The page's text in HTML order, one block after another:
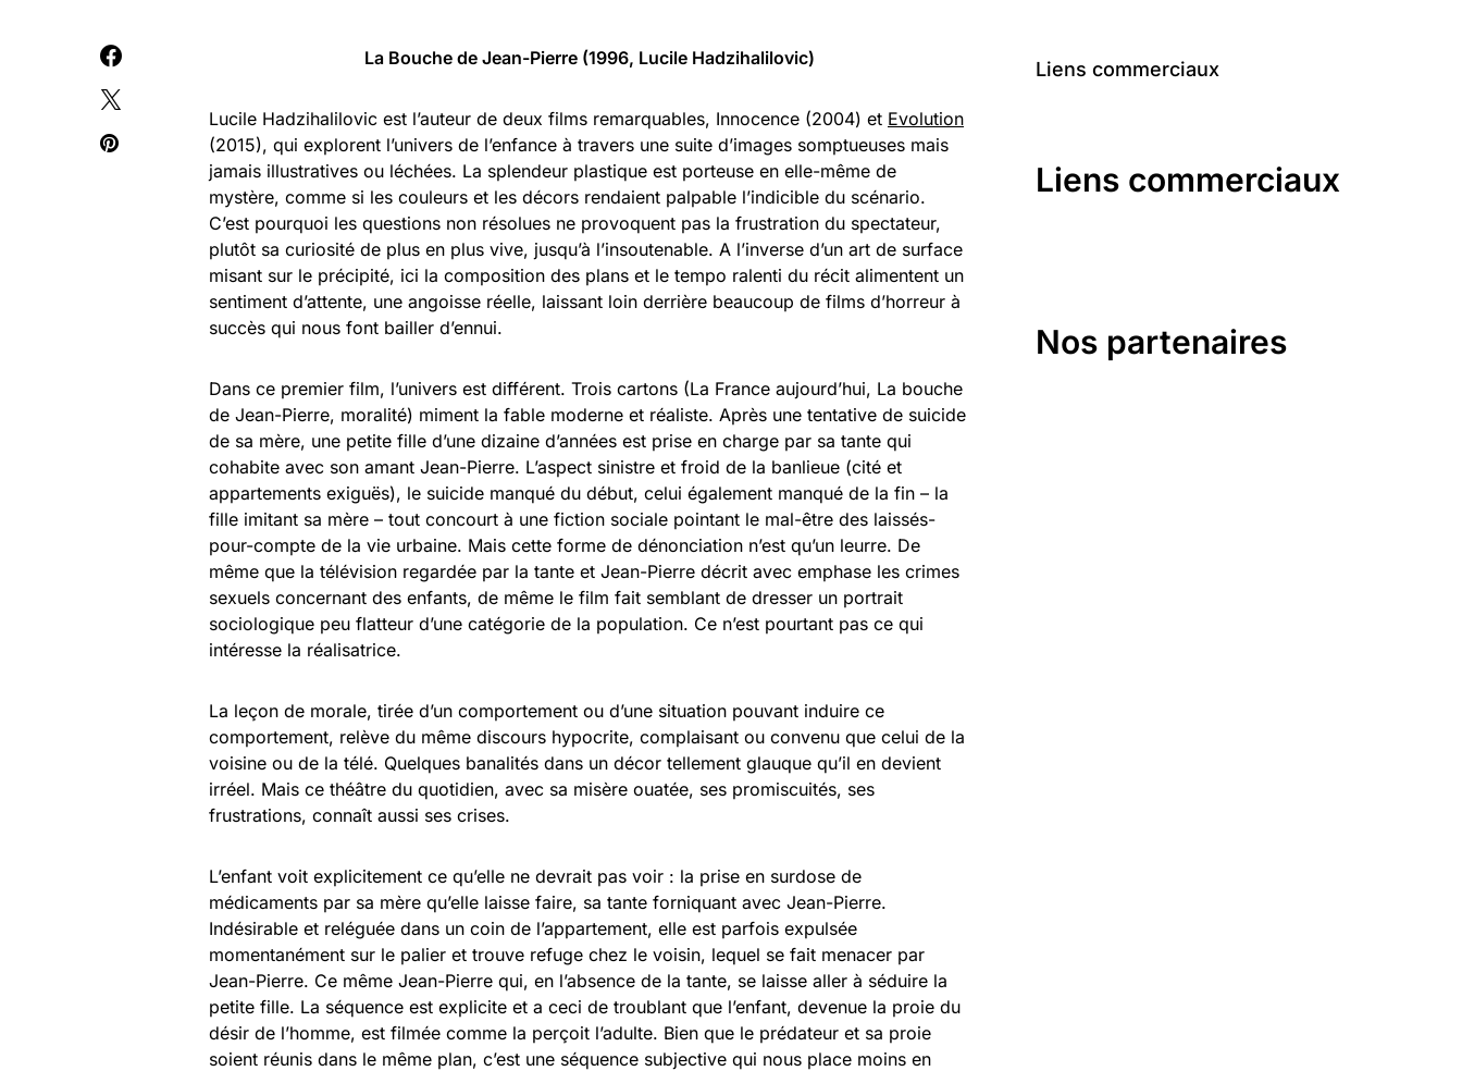
La Bouche de Jean-Pierre (1996, Lucile Hadzihalilovic)
Lucile Hadzihalilovic est l’auteur de deux films remarquables, Innocence (2004) et Evolution
(2015), qui explorent l’univers de l’enfance à travers une suite d’images somptueuses mais
jamais illustratives ou léchées. La splendeur plastique est porteuse en elle-même de
mystère, comme si les couleurs et les décors rendaient palpable l’indicible du scénario.
C’est pourquoi les questions non résolues ne provoquent pas la frustration du spectateur,
plutôt sa curiosité de plus en plus vive, jusqu’à l’insoutenable. A l’inverse d’un art de surface
misant sur le précipité, ici la composition des plans et le tempo ralenti du récit alimentent un
sentiment d’attente, une angoisse réelle, laissant loin derrière beaucoup de films d’horreur à
succès qui nous font bailler d’ennui.
Dans ce premier film, l’univers est différent. Trois cartons (La France aujourd’hui, La bouche
de Jean-Pierre, moralité) miment la fable moderne et réaliste. Après une tentative de suicide
de sa mère, une petite fille d’une dizaine d’années est prise en charge par sa tante qui
cohabite avec son amant Jean-Pierre. L’aspect sinistre et froid de la banlieue (cité et
appartements exiguës), le suicide manqué du début, celui également manqué de la fin – la
fille imitant sa mère – tout concourt à une fiction sociale pointant le mal-être des laissés-
pour-compte de la vie urbaine. Mais cette forme de dénonciation n’est qu’un leurre. De
même que la télévision regardée par la tante et Jean-Pierre décrit avec emphase les crimes
sexuels concernant des enfants, de même le film fait semblant de dresser un portrait
sociologique peu flatteur d’une catégorie de la population. Ce n’est pourtant pas ce qui
intéresse la réalisatrice.
La leçon de morale, tirée d’un comportement ou d’une situation pouvant induire ce
comportement, relève du même discours hypocrite, complaisant ou convenu que celui de la
voisine ou de la télé. Quelques banalités dans un décor tellement glauque qu’il en devient
irréel. Mais ce théâtre du quotidien, avec sa misère ouatée, ses promiscuités, ses
frustrations, connaît aussi ses crises.
L’enfant voit explicitement ce qu’elle ne devrait pas voir : la prise en surdose de
médicaments par sa mère qu’elle laisse faire, sa tante forniquant avec Jean-Pierre.
Indésirable et reléguée dans un coin de l’appartement, elle est parfois expulsée
momentanément sur le palier et trouve refuge chez le voisin, lequel se fait menacer par
Jean-Pierre. Ce même Jean-Pierre qui, en l’absence de la tante, se laisse aller à séduire la
petite fille. La séquence est explicite et a ceci de troublant que l’enfant, devenue la proie du
désir de l’homme, est filmée comme la perçoit l’adulte. Bien que le prédateur et sa proie
soient réunis dans le même plan, c’est une séquence subjective qui nous place moins en
Liens commerciaux
Liens commerciaux
Nos partenaires